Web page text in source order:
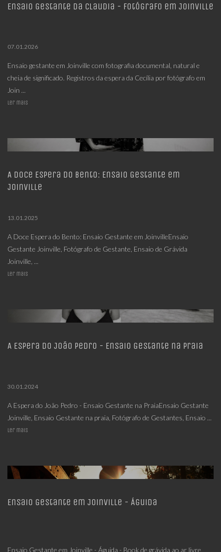
Ensaio Gestante da Claudia - Fotógrafo em Joinville
07.01.2026
Ensaio gestante em Joinville com fotografia documental, natural e
cheia de significado. Registros da espera da Cecília por fotógrafo em
Join ...
Ler mais
A Doce Espera do Bento: Ensaio Gestante em
Joinville
13.01.2025
A Doce Espera do Bento: Ensaio Gestante em JoinvilleEnsaio
Gestante Joinville, Fotógrafo de Gestante, Ensaio de Grávida
Joinville, ...
Ler mais
A Espera do João Pedro - Ensaio Gestante na Praia
30.01.2024
A Espera do João Pedro - Ensaio Gestante na PraiaEnsaio Gestante
Joinville, Ensaio Gestante na praia, Fotógrafo de Gestantes, Ensaio ...
Ler mais
Ensaio Gestante em Joinville - Águida
Ensaio Gestante em Joinville - Águida - Book de grávida ao ar livre